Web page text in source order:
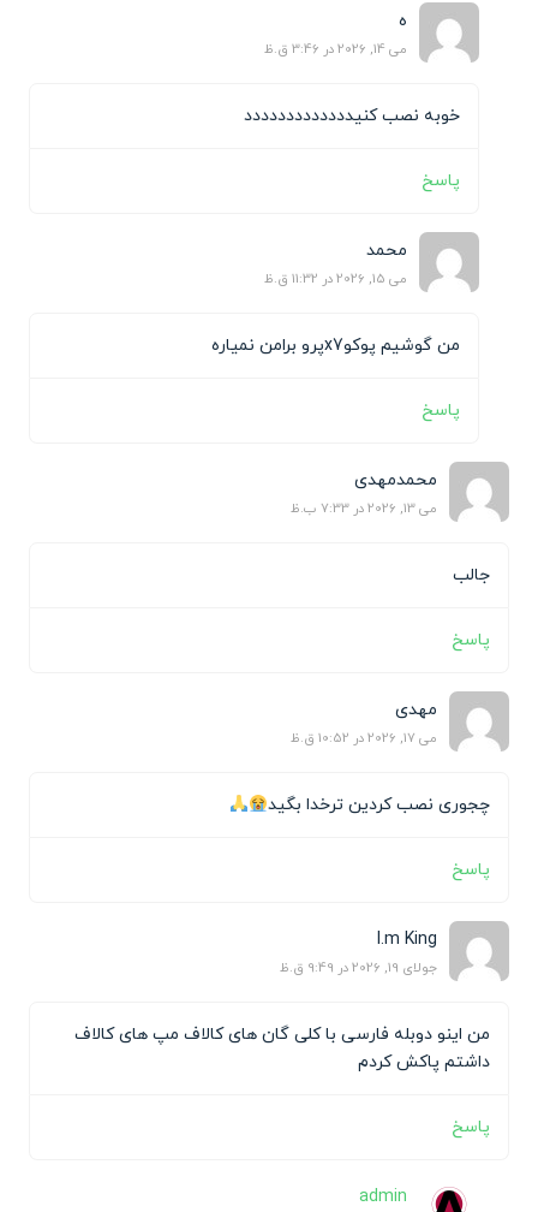
ه
می 14, 2026 در 3:46 ق.ظ
خوبه نصب کنیددددددددددددد
پاسخ
محمد
می 15, 2026 در 11:32 ق.ظ
من گوشیم پوکوx7پرو برامن نمیاره
پاسخ
محمدمهدی
می 13, 2026 در 7:33 ب.ظ
جالب
پاسخ
مهدی
می 17, 2026 در 10:52 ق.ظ
چجوری نصب کردین ترخدا بگید
پاسخ
I.m King
جولای 19, 2026 در 9:49 ق.ظ
من اینو دوبله فارسی با کلی گان های کالاف مپ های کالاف
داشتم پاکش کردم
پاسخ
admin